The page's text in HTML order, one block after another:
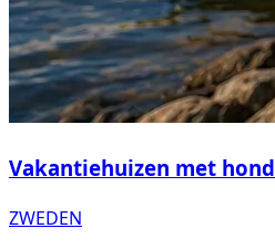
Vakantiehuizen met hond
ZWEDEN